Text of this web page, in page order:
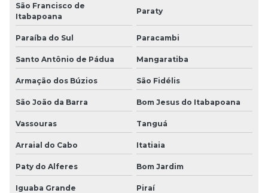
São Francisco de
Itabapoana
Paraty
Paraíba do Sul Paracambi
Santo Antônio de Pádua Mangaratiba
Armação dos Búzios São Fidélis
São João da Barra Bom Jesus do Itabapoana
Vassouras Tanguá
Arraial do Cabo Itatiaia
Paty do Alferes Bom Jardim
Iguaba Grande Piraí